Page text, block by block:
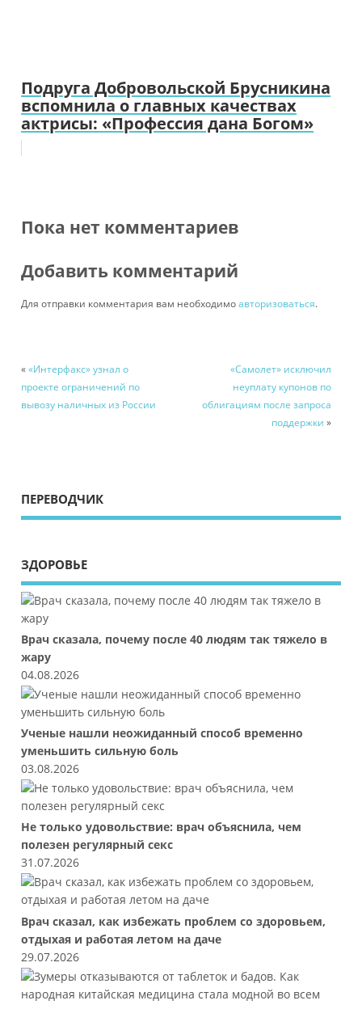
Подруга Добровольской Брусникина
вспомнила о главных качествах
актрисы: «Профессия дана Богом»
Пока нет комментариев
Добавить комментарий
Для отправки комментария вам необходимоавторизоваться.
««Интерфакс» узнал о
проекте ограничений по
вывозу наличных из России
«Самолет» исключил
неуплату купонов по
облигациям после запроса
поддержки »
ПЕРЕВОДЧИК
ЗДОРОВЬЕ
Врач сказала, почему после 40 людям так тяжело в
жару
04.08.2026
Ученые нашли неожиданный способ временно
уменьшить сильную боль
03.08.2026
Не только удовольствие: врач объяснила, чем
полезен регулярный секс
31.07.2026
Врач сказал, как избежать проблем со здоровьем,
отдыхая и работая летом на даче
29.07.2026